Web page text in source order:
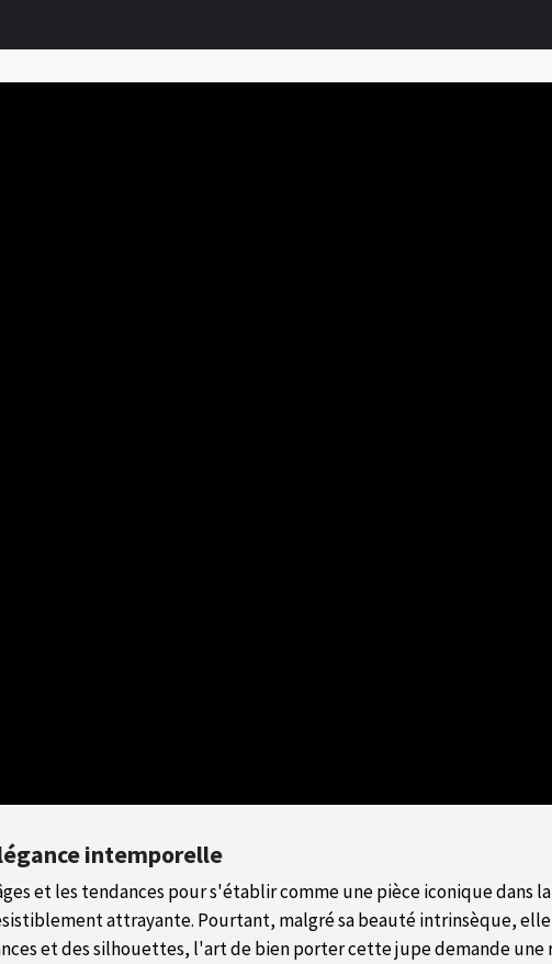
intemporelle
et les tendances pour s'établir comme une pièce iconique dans
attrayante. Pourtant, malgré sa beauté intrinsèque,
et des silhouettes, l'art de bien porter cette jupe demande